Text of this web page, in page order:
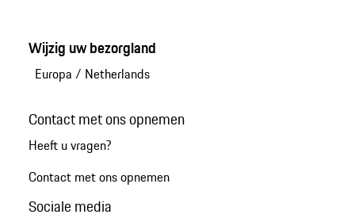
Wijzig uw bezorgland
Europa / Netherlands
Contact met ons opnemen
Heeft u vragen?
Contact met ons opnemen
Sociale media